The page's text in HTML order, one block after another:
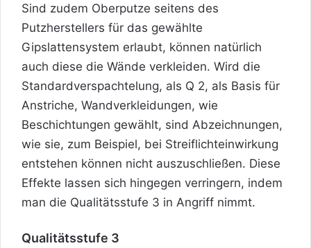
Sind zudem Oberputze seitens des
Putzherstellers für das gewählte
Gipslattensystem erlaubt, können natürlich
auch diese die Wände verkleiden. Wird die
Standardverspachtelung, als Q 2, als Basis für
Anstriche, Wandverkleidungen, wie
Beschichtungen gewählt, sind Abzeichnungen,
wie sie, zum Beispiel, bei Streiflichteinwirkung
entstehen können nicht auszuschließen. Diese
Effekte lassen sich hingegen verringern, indem
man die Qualitätsstufe 3 in Angriff nimmt.
Qualitätsstufe 3